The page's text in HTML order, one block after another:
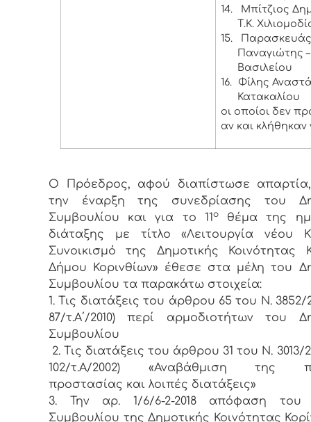
14.
Μπίτζιος
Τ.Κ.
15.
Παρασκευάς
Παναγιώτης –
Βασιλείου
16. Φίλης
Κατακαλίου
οι οποίοι δεν
αν και κλήθηκαν
Ο Πρόεδρος, αφού διαπίστωσε
την έναρξη της συνεδρίασης του
Συμβουλίου και για το 11οθέμα της
διάταξης με τίτλο «Λειτουργία νέου
Συνοικισμό της Δημοτικής Κοινότητας
Δήμου Κορινθίων» έθεσε στα μέλη του
Συμβουλίου τα παρακάτω στοιχεία:
1. Τις διατάξεις του άρθρου 65 του Ν. 3852/
87/τ.Α΄/2010) περί αρμοδιοτήτων του
Συμβουλίου
2. Τις διατάξεις του άρθρου 31 του Ν. 3013/
102/τ.Α/2002) «Αναβάθμιση της
προστασίας και λοιπές διατάξεις»
3. Την αρ. 1/6/6-2-2018 απόφαση του
Συμβουλίου της Δημοτικής Κοινότητας